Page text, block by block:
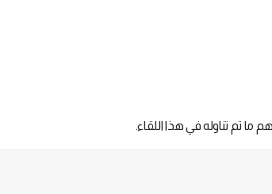
تم تناوله في هذا اللقاء.